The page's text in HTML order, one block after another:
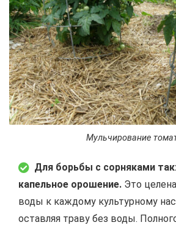
Мульчирование
Для борьбы с сорняками
капельное орошение. Это
воды к каждому культурному
оставляя траву без воды.